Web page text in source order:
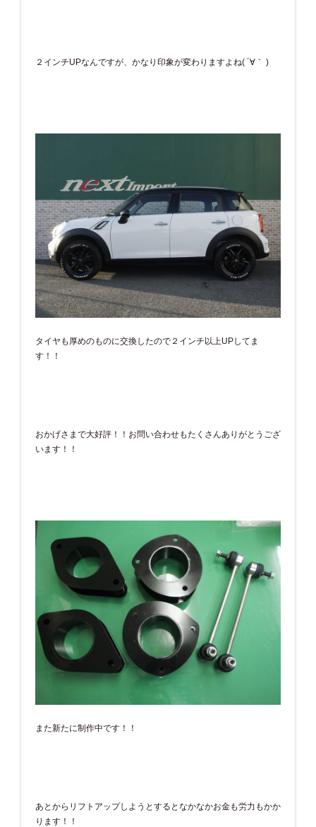
２インチUPなんですが、かなり印象が変わりますよね( ´∀｀ )
タイヤも厚めのものに交換したので２インチ以上UPしてま
す！！
おかげさまで大好評！！お問い合わせもたくさんありがとうござ
います！！
また新たに制作中です！！
あとからリフトアップしようとするとなかなかお金も労力もかか
ります！！